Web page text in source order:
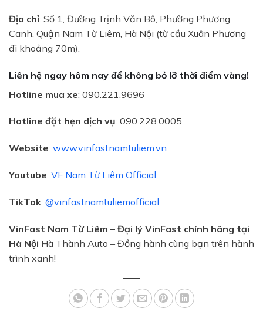
Trả hết
Địa chỉ: Số 1, Đường Trịnh Văn Bô, Phường Phương
Canh, Quận Nam Từ Liêm, Hà Nội (từ cầu Xuân Phương
đi khoảng 70m).
Liên hệ ngay hôm nay để không bỏ lỡ thời điểm vàng!
Hotline mua xe: 090.221.9696
Hotline đặt hẹn dịch vụ: 090.228.0005
Website: www.vinfastnamtuliem.vn
Youtube: VF Nam Từ Liêm Official
TikTok: @vinfastnamtuliemofficial
VinFast Nam Từ Liêm – Đại lý VinFast chính hãng tại
Hà Nội Hà Thành Auto – Đồng hành cùng bạn trên hành
trình xanh!